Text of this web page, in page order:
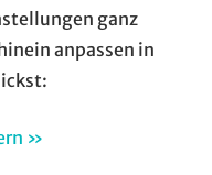
ganz
anpassen in
»